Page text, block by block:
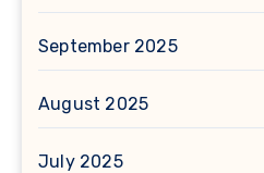
September 2025
August 2025
July 2025